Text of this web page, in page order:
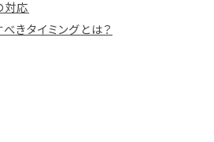
対応
きタイミングとは？